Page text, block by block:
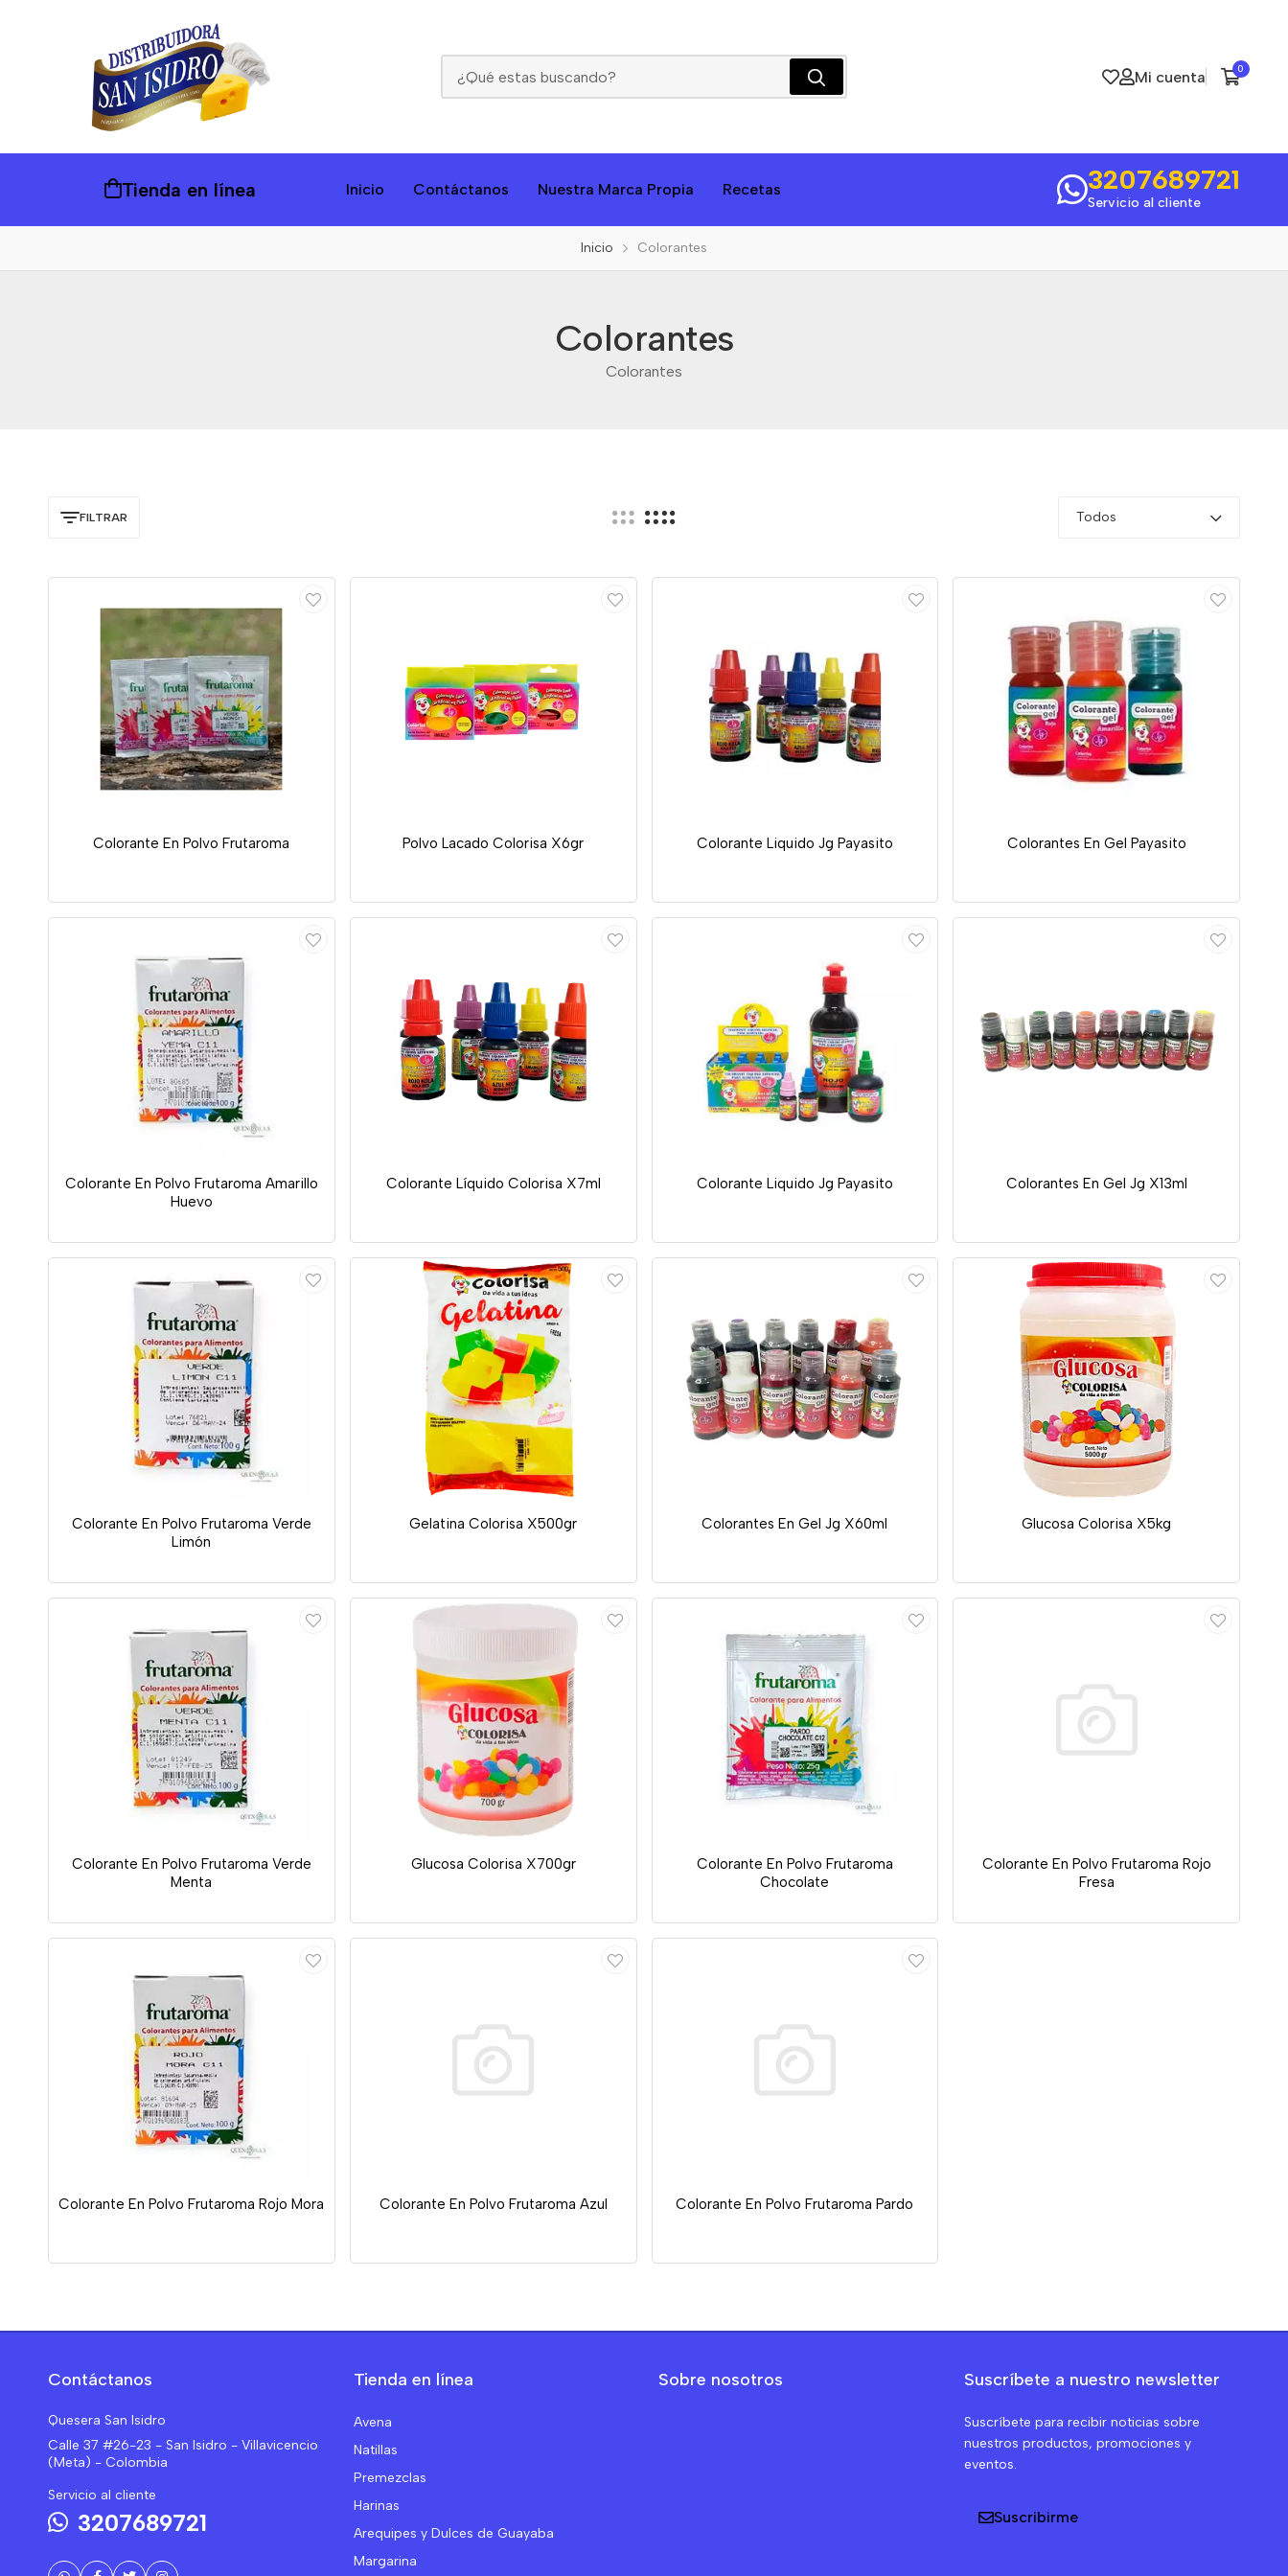
Mi cuenta 0
Tienda en línea Inicio Contáctanos Nuestra Marca Propia Recetas 3207689721
Servicio al cliente
Inicio Colorantes
Colorantes
Colorantes
FILTRAR Todos
Colorante En Polvo Frutaroma Polvo Lacado Colorisa X6gr Colorante Liquido Jg Payasito Colorantes En Gel Payasito
Colorante En Polvo Frutaroma Amarillo
Huevo
Colorante Líquido Colorisa X7ml Colorante Liquido Jg Payasito Colorantes En Gel Jg X13ml
Colorante En Polvo Frutaroma Verde
Limón
Gelatina Colorisa X500gr Colorantes En Gel Jg X60ml Glucosa Colorisa X5kg
Colorante En Polvo Frutaroma Verde
Menta
Glucosa Colorisa X700gr
Colorante En Polvo Frutaroma
Chocolate
Colorante En Polvo Frutaroma Rojo
Fresa
Colorante En Polvo Frutaroma Rojo Mora Colorante En Polvo Frutaroma Azul Colorante En Polvo Frutaroma Pardo
Contáctanos
Quesera San Isidro
Calle 37 #26-23 - San Isidro - Villavicencio
(Meta) - Colombia
Servicio al cliente
3207689721
Tienda en línea
Avena
Natillas
Premezclas
Harinas
Arequipes y Dulces de Guayaba
Margarina
Sobre nosotros Suscríbete a nuestro newsletter
Suscríbete para recibir noticias sobre
nuestros productos, promociones y
eventos.
Suscribirme